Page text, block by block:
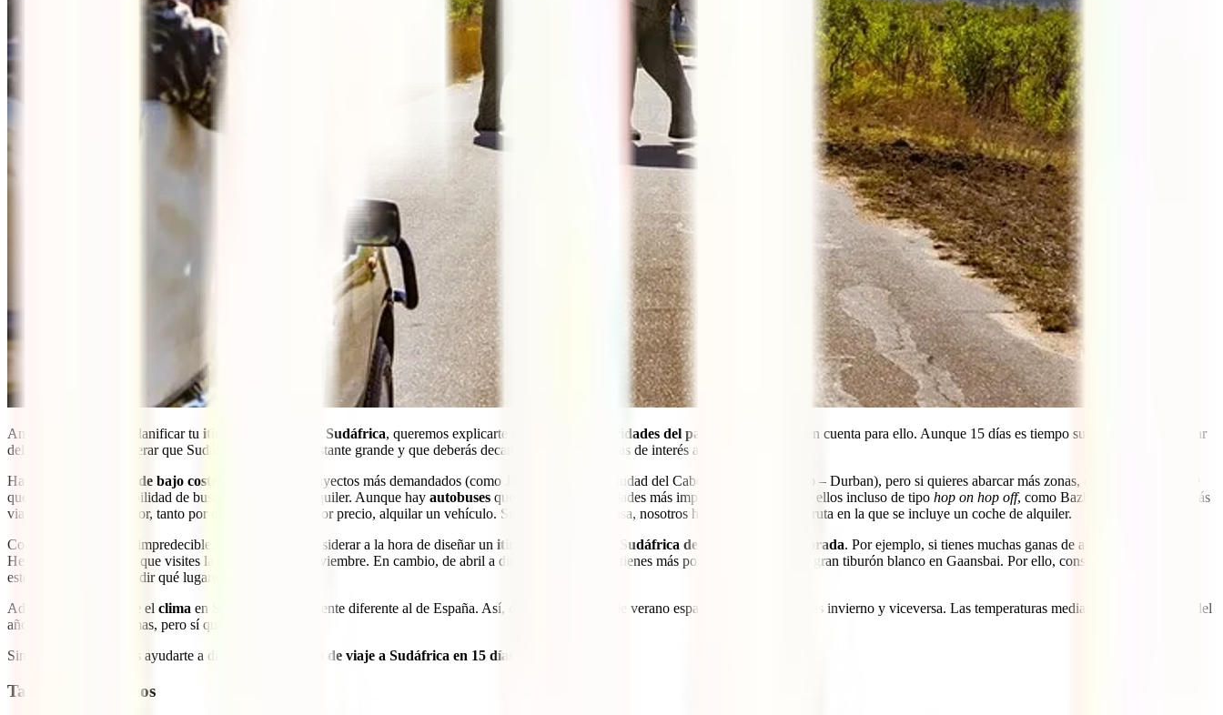
Antes de comenzar a planificar tu itinerario de viaje a Sudáfrica, queremos explicarte algunas particularidades del país
que debes tener en cuenta para ello. Aunque 15 días es tiempo suficiente para disfrutar
del viaje, debes considerar que Sudáfrica es un país bastante grande y que deberás decantarte por 2 o 3 zonas de interés a la hora de decidir.
Hay varias
aerolíneas de bajo coste
que cubren los trayectos más demandados (como Johannesburgo – Ciudad del Cabo o Ciudad del Cabo – Durban), pero si quieres abarcar más zonas, quizás es interesante
que te plantees la posibilidad de buscar un coche de alquiler. Aunque hay autobuses que van hacia las ciudades más importantes (algunos de ellos incluso de tipo hop on hop off, como Bazbus), si sois dos o más
viajeros, es mucho mejor, tanto por comodidad como por precio, alquilar un vehículo. Siguiendo esta premisa, nosotros hemos diseñado una ruta en la que se incluye un coche de alquiler.
Como la naturaleza es impredecible, otro aspecto a considerar a la hora de diseñar un itinerario de viaje a Sudáfrica de 15 días temporada. Por ejemplo, si tienes muchas ganas de avistar ballenas en
Hermanus, lo mejor es que visites la zona de julio a noviembre. En cambio, de abril a diciembre es cuando tienes más posibilidades de ver al gran tiburón blanco en Gaansbai. Por ello, consulta con antelación
estos factores para decidir qué lugares visitar.
Además, considera que el clima en Sudáfrica es totalmente diferente al de España. Así, durante los meses de verano españoles, en Sudáfrica es invierno y viceversa. Las temperaturas medias en ambas épocas del
año no son muy extremas, pero sí que varían bastante.
Sin más, hoy queremos ayudarte a diseñar tu
itinerario de viaje a Sudáfrica en 15 días
Tabla de contenidos